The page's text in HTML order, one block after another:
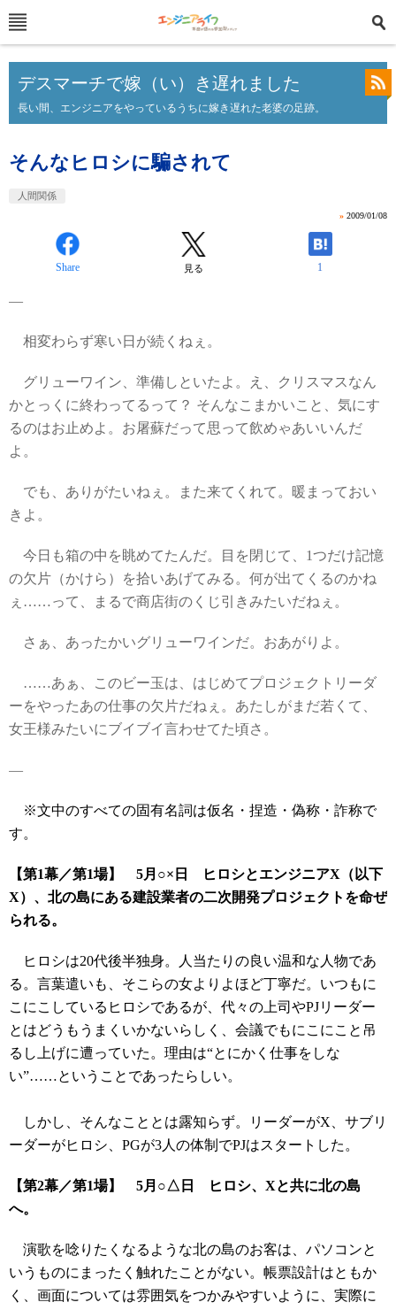
デスマーチで嫁（い）き遅れました
長い間、エンジニアをやっているうちに嫁き遅れた老婆の足跡。
そんなヒロシに騙されて
人間関係
» 2009/01/08
Share 見る 1
―
相変わらず寒い日が続くねぇ。
グリューワイン、準備しといたよ。え、クリスマスなん
かとっくに終わってるって？ そんなこまかいこと、気にす
るのはお止めよ。お屠蘇だって思って飲めゃあいいんだ
よ。
でも、ありがたいねぇ。また来てくれて。暖まっておい
きよ。
今日も箱の中を眺めてたんだ。目を閉じて、1つだけ記憶
の欠片（かけら）を拾いあげてみる。何が出てくるのかね
ぇ……って、まるで商店街のくじ引きみたいだねぇ。
さぁ、あったかいグリューワインだ。おあがりよ。
……あぁ、このビー玉は、はじめてプロジェクトリーダ
ーをやったあの仕事の欠片だねぇ。あたしがまだ若くて、
女王様みたいにブイブイ言わせてた頃さ。
―
※文中のすべての固有名詞は仮名・捏造・偽称・詐称で
す。
【第1幕／第1場】 5月○×日 ヒロシとエンジニアX（以下
X）、北の島にある建設業者の二次開発プロジェクトを命ぜ
られる。
ヒロシは20代後半独身。人当たりの良い温和な人物であ
る。言葉遣いも、そこらの女よりよほど丁寧だ。いつもに
こにこしているヒロシであるが、代々の上司やPJリーダー
とはどうもうまくいかないらしく、会議でもにこにこと吊
るし上げに遭っていた。理由は“とにかく仕事をしな
い”……ということであったらしい。
しかし、そんなこととは露知らず。リーダーがX、サブリ
ーダーがヒロシ、PGが3人の体制でPJはスタートした。
【第2幕／第1場】 5月○△日 ヒロシ、Xと共に北の島
へ。
演歌を唸りたくなるような北の島のお客は、パソコンと
いうものにまったく触れたことがない。帳票設計はともか
く、画面については雰囲気をつかみやすいように、実際に